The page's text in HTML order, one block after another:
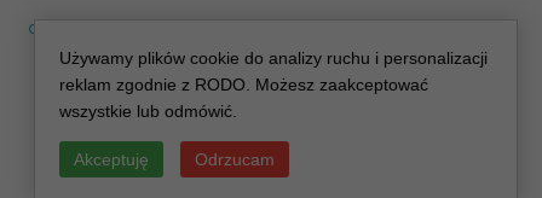
dreskot.com
info@decoris.pl
Używamy plików cookie do analizy ruchu i personalizacji
reklam zgodnie z RODO. Możesz zaakceptować
wszystkie lub odmówić.
Akceptuję Odrzucam